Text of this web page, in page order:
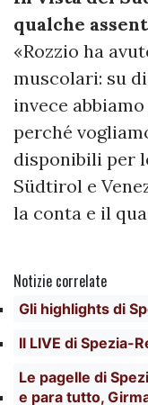
qualche
«Rozzio ha
muscolari: su
invece
perché
disponibili per
Südtirol e
la conta e il
Notizie correlate
Gli highlights di
Il LIVE di Spezia-
Le pagelle di
e para tutto,